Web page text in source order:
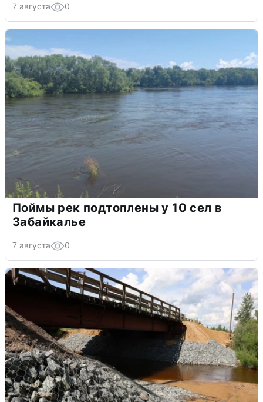
7 августа 0
Поймы рек подтоплены у 10 сел в
Забайкалье
7 августа 0